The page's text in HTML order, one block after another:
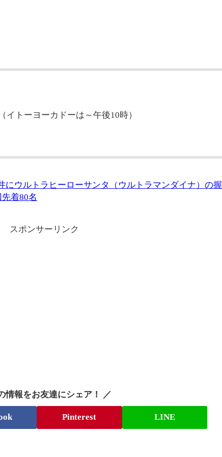
トーヨーカドーは～午後10時）
にウルトラヒーローサンタ（ウルトラマンダイナ）の握
着80名
スポンサーリンク
情報をお友達にシェア！ ／
Pinterest LINE